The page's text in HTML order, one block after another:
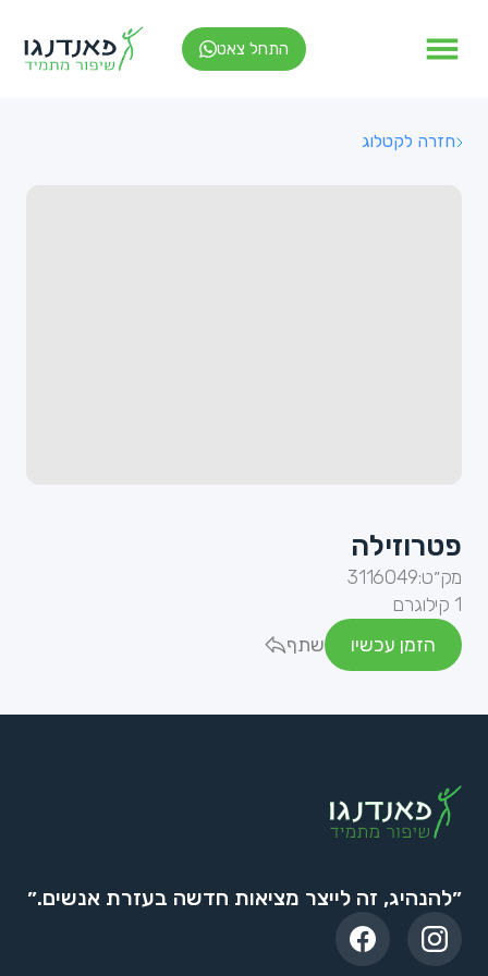
התחל צאט
חזרה לקטלוג
פטרוזילה
מק״ט:3116049
1 קילוגרם
הזמן עכשיו
שתף
״להנהיג, זה לייצר מציאות חדשה בעזרת אנשים.״